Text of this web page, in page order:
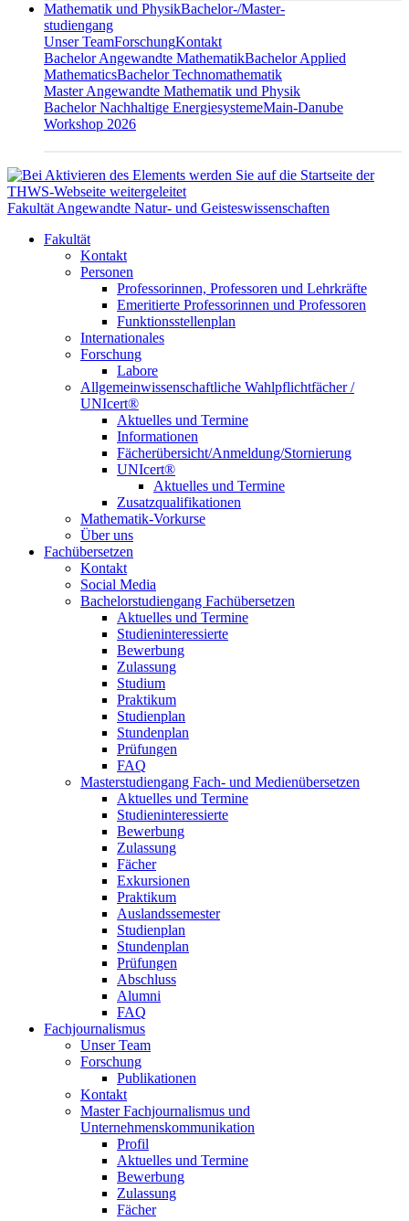
Mathematik und PhysikBachelor-/Master-
studiengang
Unser TeamForschungKontakt
Bachelor Angewandte MathematikBachelor Applied
MathematicsBachelor Technomathematik
Master Angewandte Mathematik und Physik
Bachelor Nachhaltige EnergiesystemeMain-Danube
Workshop 2026
Fakultät Angewandte Natur- und Geisteswissenschaften
Fakultät
Kontakt
Personen
Professorinnen, Professoren und Lehrkräfte
Emeritierte Professorinnen und Professoren
Funktionsstellenplan
Internationales
Forschung
Labore
Allgemeinwissenschaftliche Wahlpflichtfächer /
UNIcert®
Aktuelles und Termine
Informationen
Fächerübersicht/Anmeldung/Stornierung
UNIcert®
Aktuelles und Termine
Zusatzqualifikationen
Mathematik-Vorkurse
Über uns
Fachübersetzen
Kontakt
Social Media
Bachelorstudiengang Fachübersetzen
Aktuelles und Termine
Studieninteressierte
Bewerbung
Zulassung
Studium
Praktikum
Studienplan
Stundenplan
Prüfungen
FAQ
Masterstudiengang Fach- und Medienübersetzen
Aktuelles und Termine
Studieninteressierte
Bewerbung
Zulassung
Fächer
Exkursionen
Praktikum
Auslandssemester
Studienplan
Stundenplan
Prüfungen
Abschluss
Alumni
FAQ
Fachjournalismus
Unser Team
Forschung
Publikationen
Kontakt
Master Fachjournalismus und
Unternehmenskommunikation
Profil
Aktuelles und Termine
Bewerbung
Zulassung
Fächer